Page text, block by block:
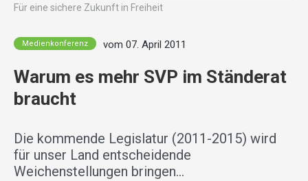
Für eine sichere Zukunft in Freiheit
Medienkonferenz vom 07. April 2011
Warum es mehr SVP im Ständerat
braucht
Die kommende Legislatur (2011-2015) wird
für unser Land entscheidende
Weichenstellungen bringen…